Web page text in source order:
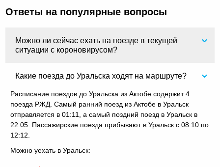
Ответы на популярные вопросы
Можно ли сейчас ехать на поезде в текущей
ситуации с короновирусом?
Какие поезда до Уральска ходят на маршруте?
Расписание поездов до Уральска из Актобе содержит 4
поезда РЖД. Самый ранний поезд из Актобе в Уральск
отправляется в 01:11, а самый поздний поезд в Уральск в
22:05. Пассажирские поезда прибывают в Уральск с 08:10 по
12:12.
Можно уехать в Уральск: